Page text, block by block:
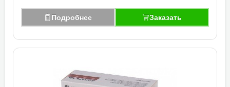
Подробнее Заказать